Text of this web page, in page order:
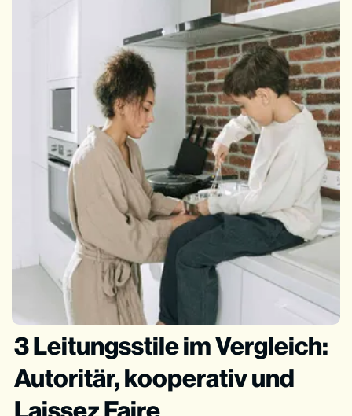
3 Leitungsstile im Vergleich:
Autoritär, kooperativ und